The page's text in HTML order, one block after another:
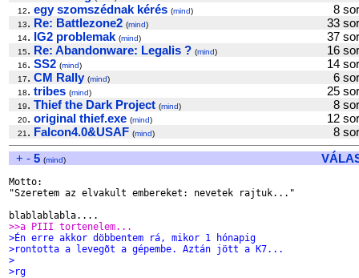
12. egy szomszédnak kérés (mind) 8
13. Re: Battlezone2 (mind) 33
14. IG2 problemak (mind) 37
15. Re: Abandonware: Legalis ? (mind) 16
16. SS2 (mind) 14
17. CM Rally (mind) 6
18. tribes (mind) 25
19. Thief the Dark Project (mind) 8
20. original thief.exe (mind) 12
21 . Falcon4.0&USAF (mind)
8
+ - 5 (mind)
Motto:
"Szeretem az elvakult embereket: nevetek rajtuk..."
>>a PIII tortenelem...
>Én erre akkor döbbentem rá, mikor 1 hónapig
>rontotta a levegõt a gépembe. Aztán jött a K7...
>
>rg